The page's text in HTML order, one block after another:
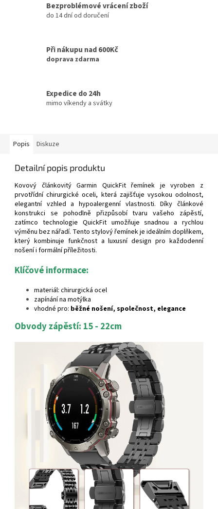
Bezproblémové vrácení zboží
do 14 dní od doručení
Při nákupu nad 600Kč
doprava zdarma
Expedice do 24h
mimo víkendy a svátky
Popis Diskuze
Detailní popis produktu
Kovový článkovitý Garmin QuickFit řemínek je vyroben z
prvotřídní chirurgické oceli, která zajišťuje vysokou odolnost,
elegantní vzhled a hypoalergenní vlastnosti. Díky článkové
konstrukci se pohodlně přizpůsobí tvaru vašeho zápěstí,
zatímco technologie QuickFit umožňuje snadnou a rychlou
výměnu bez nářadí. Tento stylový řemínek je ideálním doplňkem,
který kombinuje funkčnost a luxusní design pro každodenní
nošení i formální příležitosti.
Klíčové informace:
materiál: chirurgická ocel
zapínání na motýlka
vhodné pro: běžné nošení, společnost, elegance
Obvody zápěstí: 15 - 22cm